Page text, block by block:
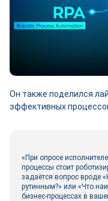
Он также поделился
эффективных
«При опросе
процессы стоит
задаётся вопрос вроде
рутинным?» или «Что
бизнес-процессах в